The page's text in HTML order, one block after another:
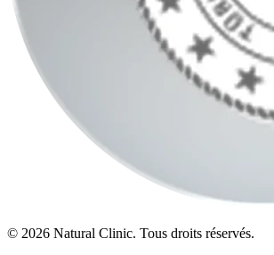
© 2026 Natural Clinic. Tous droits réservés.